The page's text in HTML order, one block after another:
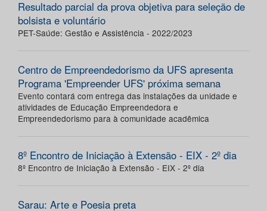
Resultado parcial da prova objetiva para seleção de
bolsista e voluntário
PET-Saúde: Gestão e Assistência - 2022/2023
Centro de Empreendedorismo da UFS apresenta
Programa 'Empreender UFS' próxima semana
Evento contará com entrega das instalações da unidade e
atividades de Educação Empreendedora e
Empreendedorismo para à comunidade acadêmica
8º Encontro de Iniciação à Extensão - EIX - 2º dia
8º Encontro de Iniciação à Extensão - EIX - 2º dia
Sarau: Arte e Poesia preta